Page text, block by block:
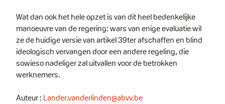
Wat dan ook het hele opzet is van dit heel bedenkelijke
manoeuvre van de regering: wars van enige evaluatie wil
ze de huidige versie van artikel 39ter afschaffen en blind
ideologisch vervangen door een andere regeling, die
sowieso nadeliger zal uitvallen voor de betrokken
werknemers.
Auteur : Lander.vanderlinden@abvv.be